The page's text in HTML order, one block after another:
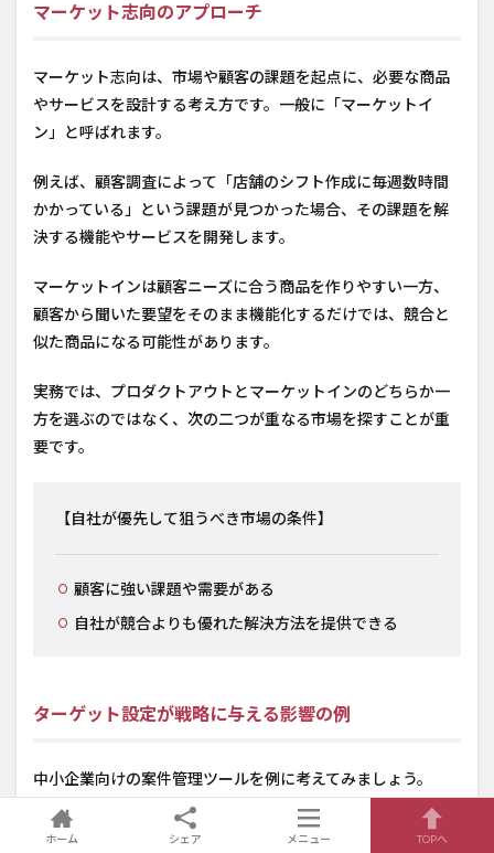
マーケット志向のアプローチ
マーケット志向は、市場や顧客の課題を起点に、必要な商品
やサービスを設計する考え方です。一般に「マーケットイ
ン」と呼ばれます。
例えば、顧客調査によって「店舗のシフト作成に毎週数時間
かかっている」という課題が見つかった場合、その課題を解
決する機能やサービスを開発します。
マーケットインは顧客ニーズに合う商品を作りやすい一方、
顧客から聞いた要望をそのまま機能化するだけでは、競合と
似た商品になる可能性があります。
実務では、プロダクトアウトとマーケットインのどちらか一
方を選ぶのではなく、次の二つが重なる市場を探すことが重
要です。
【自社が優先して狙うべき市場の条件】
顧客に強い課題や需要がある
自社が競合よりも優れた解決方法を提供できる
ターゲット設定が戦略に与える影響の例
中小企業向けの案件管理ツールを例に考えてみましょう。
自社と
ホーム シェア メニュー TOPへ